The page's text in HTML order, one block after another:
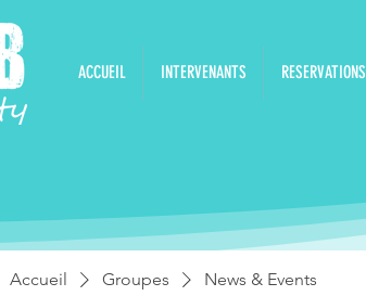
ACCUEIL INTERVENANTS RESERVATIONS
Accueil Groupes News & Events